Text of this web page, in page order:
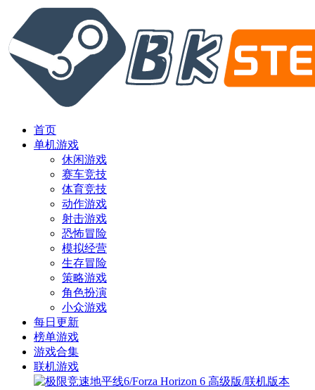
首页
单机游戏
休闲游戏
赛车竞技
体育竞技
动作游戏
射击游戏
恐怖冒险
模拟经营
生存冒险
策略游戏
角色扮演
小众游戏
每日更新
榜单游戏
游戏合集
联机游戏